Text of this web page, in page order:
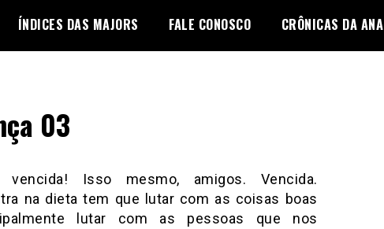
ÍNDICES DAS MAJORS FALE CONOSCO CRÔNICAS DA ANA
03
vencida!
Isso mesmo, amigos. Vencida.
na dieta tem que lutar com as coisas boas
lutar com as pessoas que nos